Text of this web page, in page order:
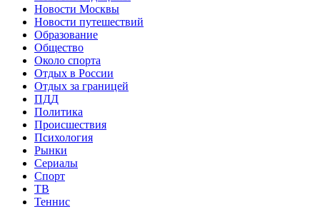
Новости Москвы
Новости путешествий
Образование
Общество
Около спорта
Отдых в России
Отдых за границей
ПДД
Политика
Происшествия
Психология
Рынки
Сериалы
Спорт
ТВ
Теннис